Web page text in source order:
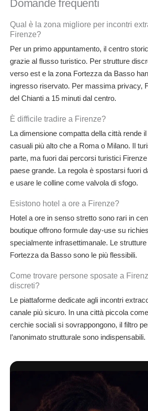
Domande frequenti
Qual è la zona migliore per incontri
Firenze?
Per un primo appuntamento, il centro
grazie al flusso turistico. Per strutture
verso est e la zona Fortezza da Basso
ingresso riservato. Per massima privacy,
del Chianti a 15 minuti dal centro.
È difficile tradire a Firenze?
La dimensione compatta della città rende
casuali più alto che a Roma o Milano. Il
parte, ma fuori dai percorsi turistici
paese grande. La regola è spostarsi fuori
e usare le colline come valvola di sfogo.
Esistono hotel a ore a Firenze?
Hotel a ore in senso stretto sono rari in
boutique offrono formule day-use su
specialmente infrasettimanale. Le
Fortezza da Basso sono le più flessibili.
Come trovare persone sposate a
discreti?
Le piattaforme dedicate agli incontri
canale più sicuro. In una città piccola
cerchie sociali si sovrappongono, il filtro
l’anonimato strutturale sono indispensabili.